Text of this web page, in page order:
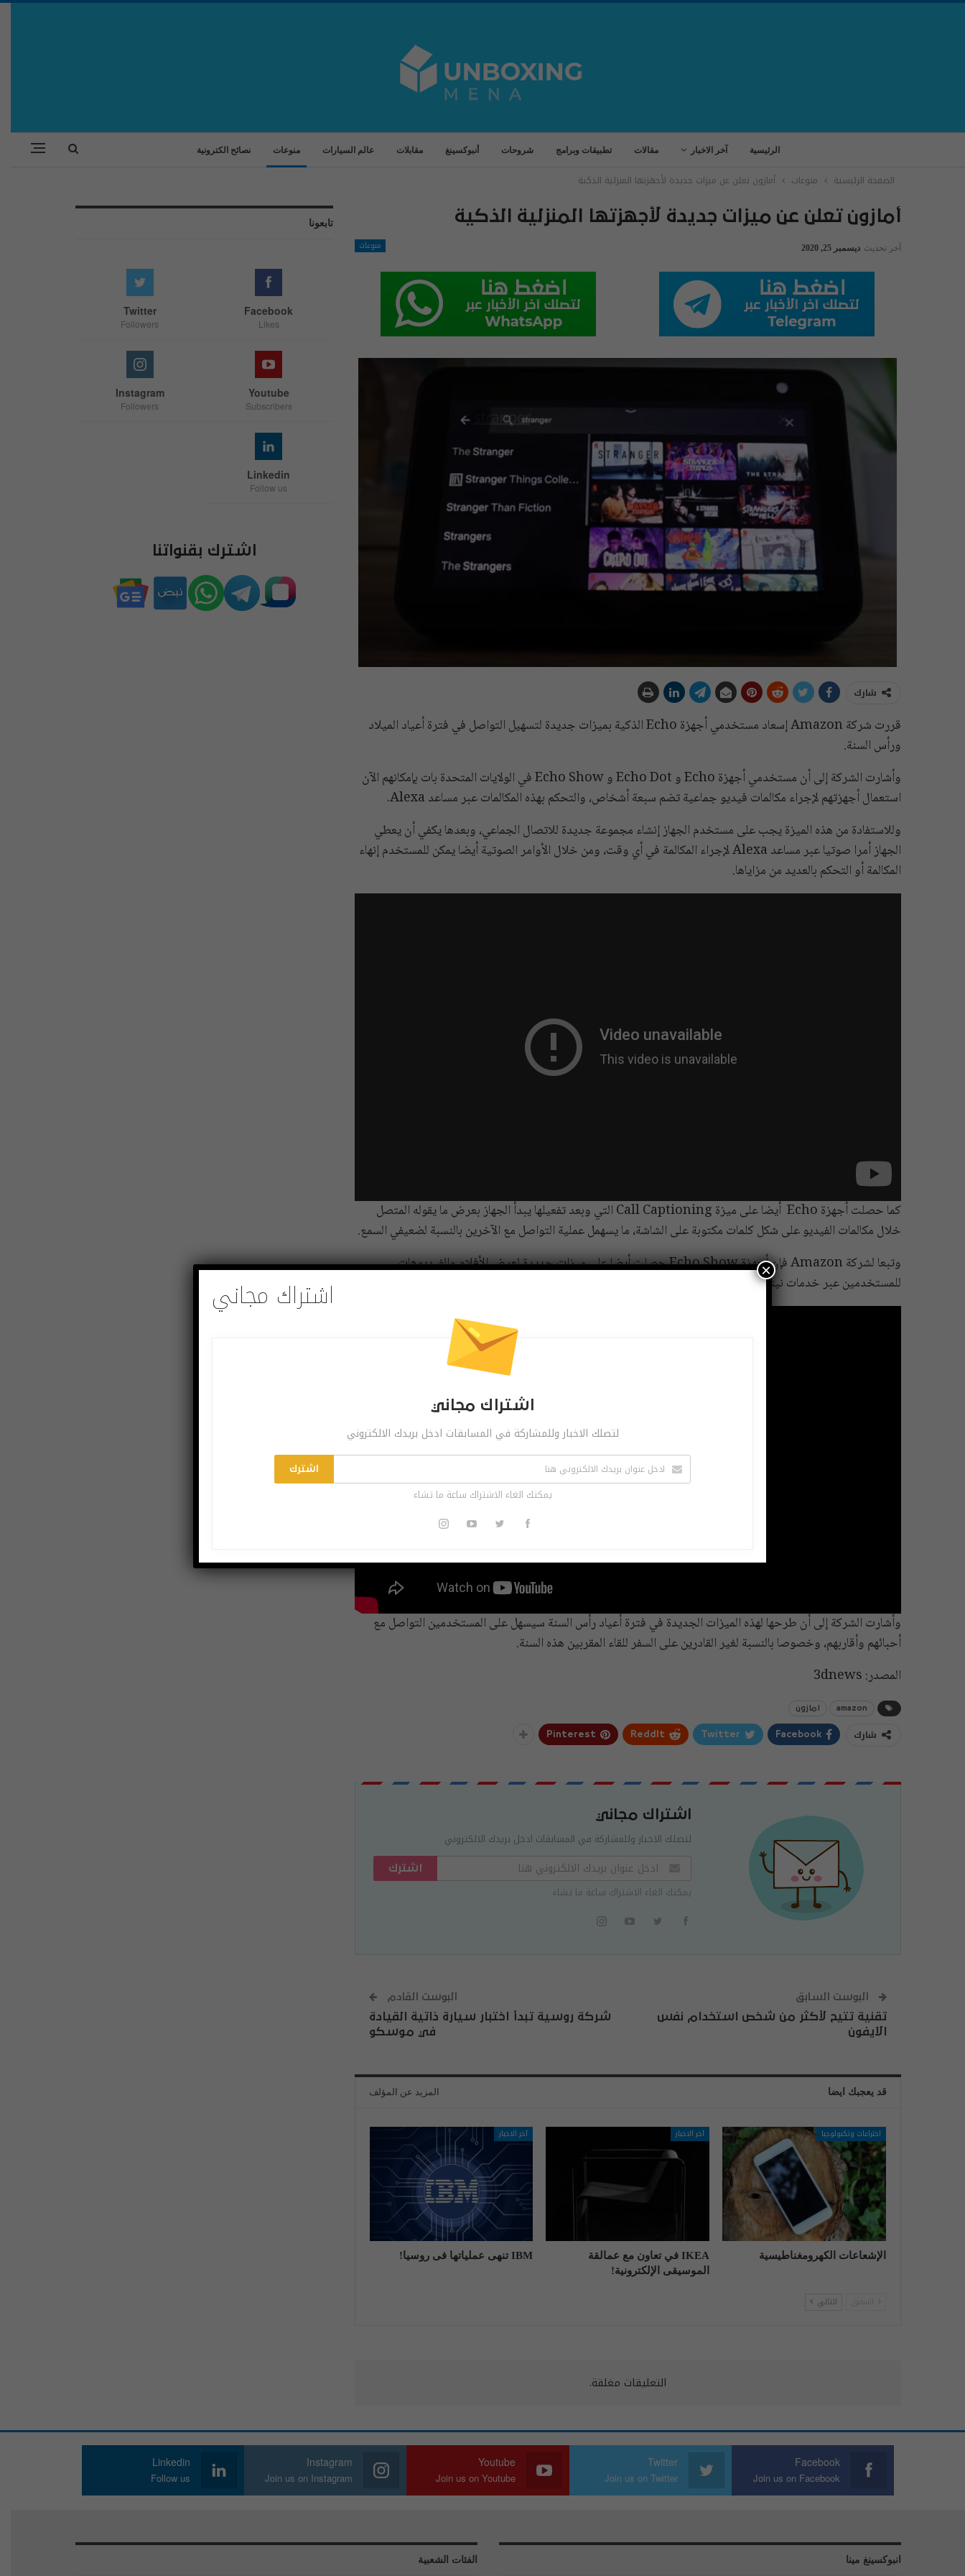
الرئيسية آخر الاخبار مقالات تطبيقات وبرامج شروحات أنبوكسينغ مقابلات عالم السيارات منوعات نصائح الكترونية
الصفحة الرئيسية منوعات أمازون تعلن عن ميزات جديدة لأجهزتها المنزلية الذكية
أمازون تعلن عن ميزات جديدة لأجهزتها المنزلية الذكية
منوعات آخر تحديث ديسمبر 25, 2020
شارك
قررت شركة Amazon إسعاد مستخدمي أجهزة Echo الذكية بميزات جديدة لتسهيل التواصل في فترة أعياد الميلاد
ورأس السنة.
وأشارت الشركة إلى أن مستخدمي أجهزة Echo و Echo Dot و Echo Show في الولايات المتحدة بات بإمكانهم الآن
استعمال أجهزتهم لإجراء مكالمات فيديو جماعية تضم سبعة أشخاص، والتحكم بهذه المكالمات عبر مساعد Alexa.
وللاستفادة من هذه الميزة يجب على مستخدم الجهاز إنشاء مجموعة جديدة للاتصال الجماعي، وبعدها يكفي أن يعطي
الجهاز أمرا صوتيا عبر مساعد Alexa لإجراء المكالمة في أي وقت، ومن خلال الأوامر الصوتية أيضا يمكن للمستخدم إنهاء
المكالمة أو التحكم بالعديد من مزاياها.
كما حصلت أجهزة Echo أيضا على ميزة Call Captioning التي وبعد تفعيلها يبدأ الجهاز بعرض ما يقوله المتصل
خلال مكالمات الفيديو على شكل كلمات مكتوبة على الشاشة، ما يسهمل عملية التواصل مع الآخرين بالنسبة لضعيفي السمع.
وتبعا لشركة Amazon فإن أجهزة Echo Show حصلت أيضا على ميزات جديدة لعرض الأفلام والفيديوهات
للمستخدمين عبر خدمات نيتفليكس.
وأشارت الشركة إلى أن طرحها لهذه الميزات الجديدة في فترة أعياد رأس السنة سيسهل على المستخدمين التواصل مع
أحبائهم وأقاربهم، وخصوصا بالنسبة لغير القادرين على السفر للقاء المقربين هذه السنة.
المصدر: 3dnews
amazon امازون
شارك Facebook
Twitter
ReddIt
Pinterest
اشتراك مجاني
لتصلك الاخبار وللمشاركة في المسابقات ادخل بريدك الالكتروني
اشترك
يمكنك الغاء الاشتراك ساعة ما تشاء
البوست السابق
تقنية تتيح لأكثر من شخص استخدام نفس
الآيفون
البوست القادم
شركة روسية تبدأ اختبار سيارة ذاتية القيادة
في موسكو
قد يعجبك ايضا المزيد عن المؤلف
اختراعات وتكنولوجيا
الإشعاعات الكهرومغناطيسية
آخر الاخبار
IKEA في تعاون مع عمالقة
الموسيقى الإلكترونية!
آخر الاخبار
IBM تنهی عملیاتها فی روسیا!
التالي
التعليقات مغلقة.
تابعونا
Facebook
Likes
Twitter
Followers
Youtube
Subscribers
Instagram
Followers
Linkedin
Follow us
اشترك بقنواتنا
Facebook
Join us on Facebook
Twitter
Join us on Twitter
Youtube
Join us on Youtube
Instagram
Join us on Instagram
Linkedin
Follow us
انبوكسينغ مينا الفئات الشعبية
اشتراك مجاني
اشتراك مجاني
لتصلك الاخبار وللمشاركة في المسابقات ادخل بريدك الالكتروني
اشترك
يمكنك الغاء الاشتراك ساعة ما تشاء
×